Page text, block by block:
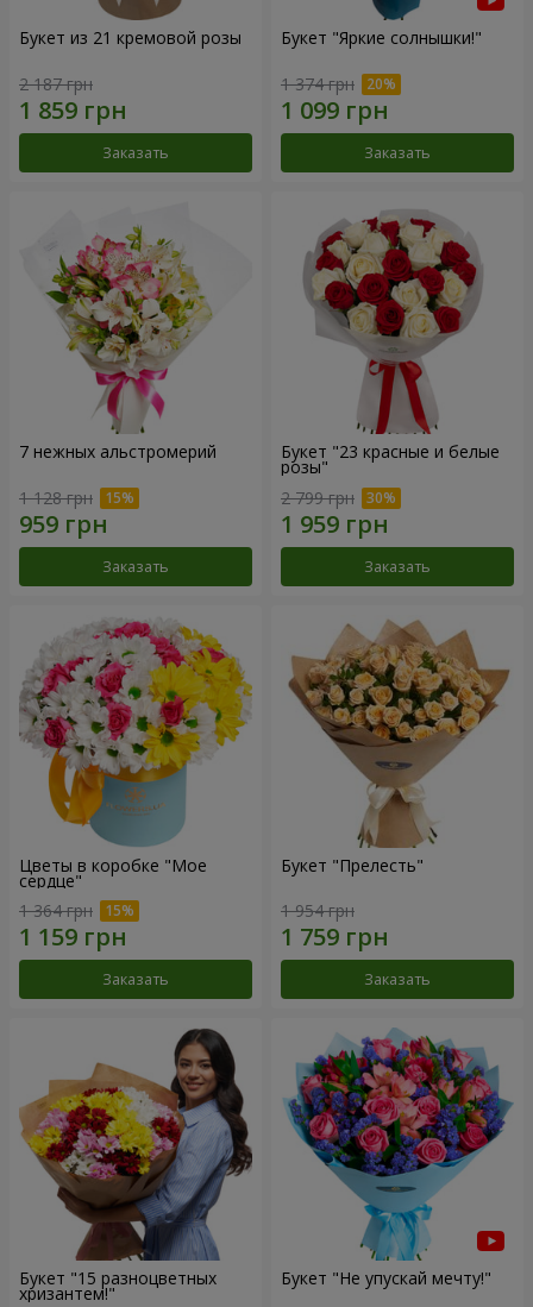
Букет из 21 кремовой розы
2 187 грн
Заказать
Букет "Яркие солнышки!"
1 374 грн
Заказать
7 нежных альстромерий
1 128 грн
Заказать
Букет "23 красные и белые
розы"
2 799 грн
Заказать
Цветы в коробке "Мое
сердце"
1 364 грн
Заказать
Букет "Прелесть"
1 954 грн
Заказать
Букет "15 разноцветных
хризантем!"
Букет "Не упускай мечту!"